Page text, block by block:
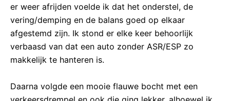
er weer afrijden voelde ik dat het onderstel, de
vering/demping en de balans goed op elkaar
afgestemd zijn. Ik stond er elke keer behoorlijk
verbaasd van dat een auto zonder ASR/ESP zo
makkelijk te hanteren is.
Daarna volgde een mooie flauwe bocht met een